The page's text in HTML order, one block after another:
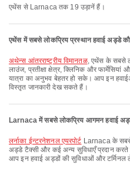
एथेंस से Larnaca तक 19 उड़ानें हैं।
एथेंस में सबसे लोकप्रिय प्रस्थान हवाई अड्डे
अथेन्स आंतरराष्ट्रीय विमानतळ, एथेंस के सबसे
लाउंज, प्रतीक्षा क्षेत्र, क्लिनिक और
यात्रा का अनुभव बेहतर हो सके। आप इन
विस्तृत जानकारी देख सकते हैं।
Larnaca में सबसे लोकप्रिय आगमन हवाई
लर्नाका ईन्टरनेशनल एयरपोर्ट Larnaca के
अड्डे टैक्सी और कई अन्य सुविधाएँ प्रदान
आप इन हवाई अड्डों की सुविधाओं और